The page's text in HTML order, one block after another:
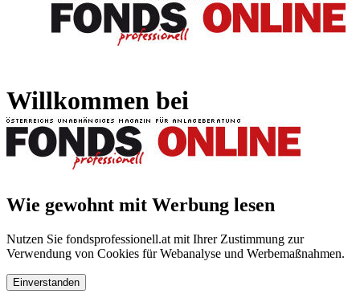
Willkommen bei
Wie gewohnt mit Werbung lesen
Nutzen Sie fondsprofessionell.at mit Ihrer Zustimmung zur
Verwendung von Cookies für Webanalyse und Werbemaßnahmen.
Einverstanden